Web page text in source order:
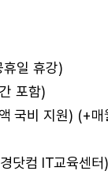
일 휴강)
포함)
국비 지원) (+
닷컴 IT교육센